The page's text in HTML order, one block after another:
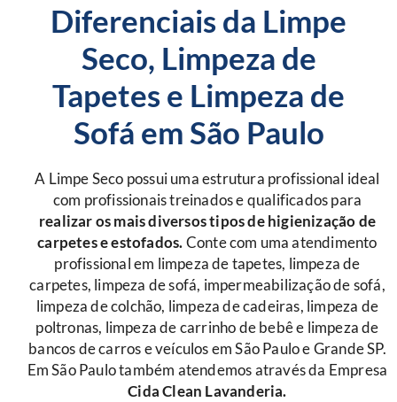
Diferenciais da Limpe
Seco, Limpeza de
Tapetes e Limpeza de
Sofá em São Paulo
A Limpe Seco possui uma estrutura profissional ideal
com profissionais treinados e qualificados para
realizar os mais diversos tipos de higienização de
carpetes e estofados. Conte com uma atendimento
profissional em limpeza de tapetes, limpeza de
carpetes, limpeza de sofá, impermeabilização de sofá,
limpeza de colchão, limpeza de cadeiras, limpeza de
poltronas, limpeza de carrinho de bebê e limpeza de
bancos de carros e veículos em São Paulo e Grande SP.
Em São Paulo também atendemos através da Empresa
Cida Clean Lavanderia.